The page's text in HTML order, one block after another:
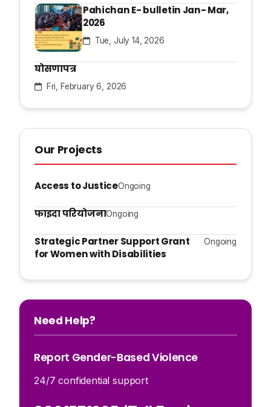
Pahichan E- bulletin Jan- Mar,
2026
Tue, July 14, 2026
घोसणापत्र
Fri, February 6, 2026
Our Projects
Access to JusticeOngoing
फाइदा परियोजनाOngoing
Strategic Partner Support Grant
for Women with Disabilities
Ongoing
Need Help?
Report Gender-Based Violence
24/7 confidential support